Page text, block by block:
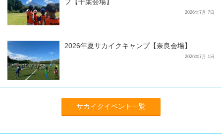
2026年7月 7日
2026年夏サカイクキャンプ【奈良会場】
2026年7月 1日
サカイクイベント一覧